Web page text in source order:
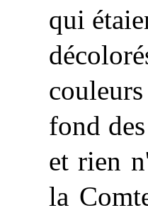
qui
fond
et rien
la